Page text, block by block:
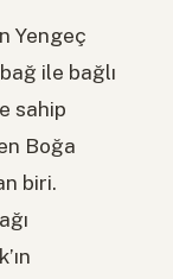
Yengeç
ile bağlı
sahip
Boğa
biri.